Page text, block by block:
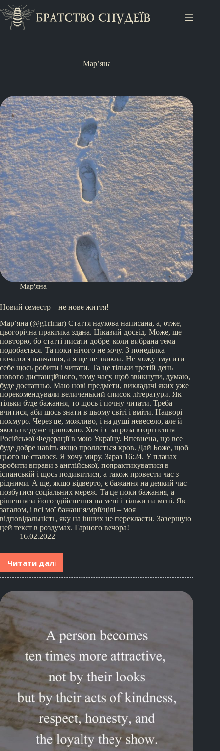
Мар’яна
Мар'яна
Новий семестр – не нове життя!
Мар’яна (@g1rlmar) Стаття наукова написана, а, отже,
цьогорічна практика здана. Цікавий досвід. Може, ще
повторю, бо статті писати добре, коли вибрана тема
подобається. Та поки нічого не хочу. З понеділка
почалося навчання, а я ще не звикла. Не можу змусити
себе щось робити і читати. Та це тільки третій день
нового дистанційного, тому часу, щоб звикнути, думаю,
буде достатньо. Маю нові предмети, викладачі яких уже
порекомендували величенький список літератури. Як
тільки буде бажання, то щось і почну читати. Треба
вчитися, аби щось знати в цьому світі і вміти. Надворі
похмуро. Через це, можливо, і на душі невесело, але й
якось не дуже тривожно. Хоч і є загроза вторгнення
Російської Федерації в мою Україну. Впевнена, що все
буде добре навіть якщо проллється кров. Дай Боже, щоб
цього не сталося. Я хочу миру. Зараз 16:24. У планах
зробити вправи з англійської, попрактикуватися в
іспанській і щось подивитися, а також провести час з
рідними. А ще, якщо відверто, є бажання на деякий час
позбутися соціальних мереж. Та це поки бажання, а
рішення за його здійснення на мені і тільки на мені. Як
загалом, і всі мої бажання/мрії/цілі – моя
відповідальність, яку на інших не перекласти. Завершую
цей текст в роздумах. Гарного вечора!
16.02.2022
Читати далі